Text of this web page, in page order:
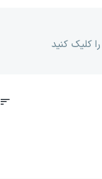
را کلیک کنید